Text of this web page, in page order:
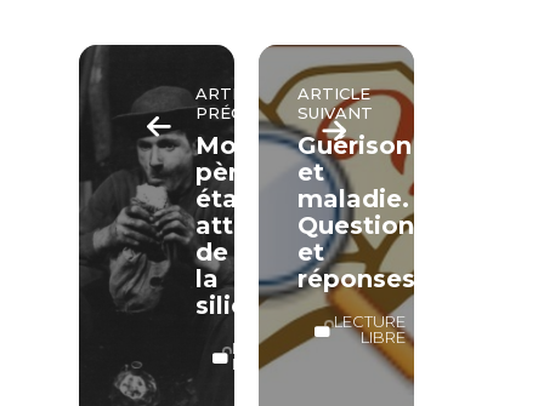
ARTICLE
PRÉCÉDENT
Mon
père
était
atteint
de
la
silicose
LECTURE
LIBRE
ARTICLE
SUIVANT
Guérison
et
maladie.
Questions
et
réponses
LECTURE
LIBRE